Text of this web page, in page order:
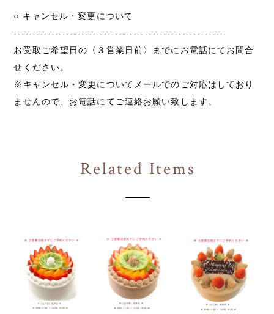
○ キャンセル・変更について
--------------------------------------------------------
お受取ご希望日の〈３営業日前〉までにお電話にてお問合
せください。
※キャンセル・変更についてメールでのご対応はしており
ませんので、お電話にてご連絡お願い致します。
Related Items